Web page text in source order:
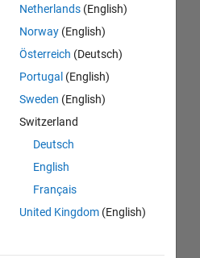
Netherlands(English)
Norway(English)
Österreich (Deutsch)
Portugal (English)
Sweden (English)
Switzerland
Deutsch
English
Français
United Kingdom(English)